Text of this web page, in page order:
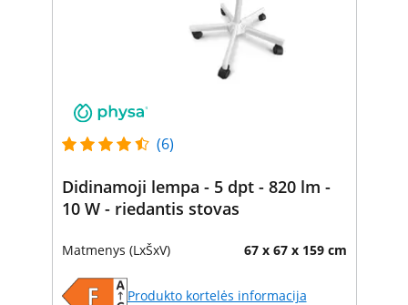
(6)
Didinamoji lempa - 5 dpt - 820 lm -
10 W - riedantis stovas
Matmenys (LxŠxV) 67 x 67 x 159 cm
Produkto kortelės informacija